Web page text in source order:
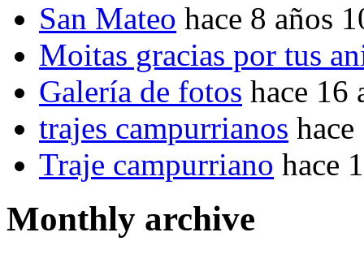
San Mateo hace 8 años
Moitas gracias por tus
Galería de fotos hace 16
trajes campurrianos
Traje campurriano hace
Monthly archive